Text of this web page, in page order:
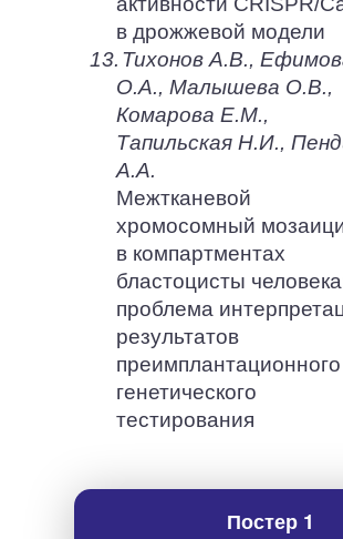
в дрожжевой модели
13. Тихонов А.В.,
О.А., Малышева О.В.,
Комарова Е.М.,
Тапильская Н.И.,
А.А.
Межтканевой
хромосомный
в компартментах
бластоцисты
проблема
результатов
преимплантационного
генетического
тестирования
Постер 1